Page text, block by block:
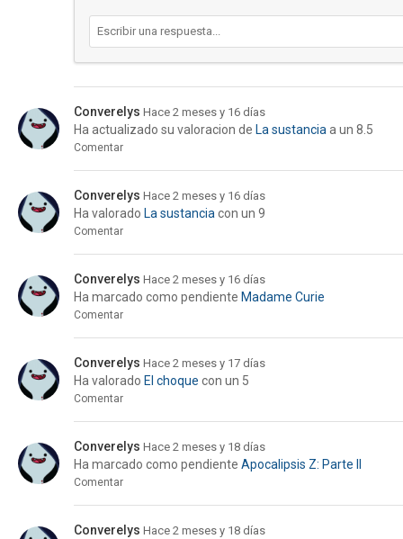
Converelys Hace 2 meses y 16 días
Ha actualizado su valoracion de La sustancia a un 8.5
Comentar
Converelys Hace 2 meses y 16 días
Ha valorado La sustancia con un 9
Comentar
Converelys Hace 2 meses y 16 días
Ha marcado como pendiente Madame Curie
Comentar
Converelys Hace 2 meses y 17 días
Ha valorado El choque con un 5
Comentar
Converelys Hace 2 meses y 18 días
Ha marcado como pendiente Apocalipsis Z: Parte II
Comentar
Converelys Hace 2 meses y 18 días